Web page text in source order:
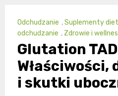
Odchudzanie ,Suplementy
odchudzanie , Zdrowie i
Glutation
Właściwości,
i skutki